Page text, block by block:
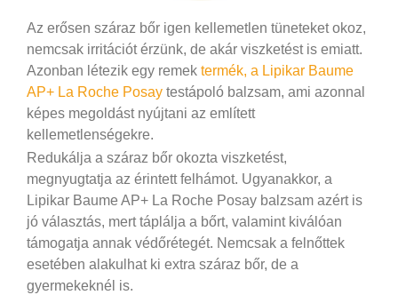
Az erősen száraz bőr igen kellemetlen tüneteket okoz,
nemcsak irritációt érzünk, de akár viszketést is emiatt.
Azonban létezik egy remek termék, a Lipikar Baume
AP+ La Roche Posay testápoló balzsam, ami azonnal
képes megoldást nyújtani az említett
kellemetlenségekre.
Redukálja a száraz bőr okozta viszketést,
megnyugtatja az érintett felhámot. Ugyanakkor, a
Lipikar Baume AP+ La Roche Posay balzsam azért is
jó választás, mert táplálja a bőrt, valamint kiválóan
támogatja annak védőrétegét. Nemcsak a felnőttek
esetében alakulhat ki extra száraz bőr, de a
gyermekeknél is.